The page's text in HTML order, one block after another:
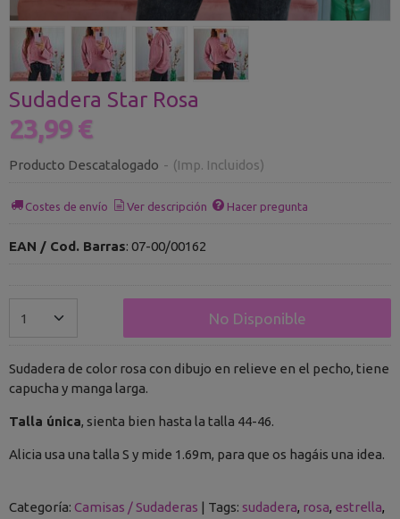
Sudadera Star Rosa
23,99 €
Producto Descatalogado - (Imp. Incluidos)
Costes de envío Ver descripción Hacer pregunta
EAN / Cod. Barras: 07-00/00162
No Disponible
Sudadera de color rosa con dibujo en relieve en el pecho, tiene
capucha y manga larga.
Talla única, sienta bien hasta la talla 44-46.
Alicia usa una talla S y mide 1.69m, para que os hagáis una idea.
Categoría: Camisas / Sudaderas | Tags: sudadera rosa estrella